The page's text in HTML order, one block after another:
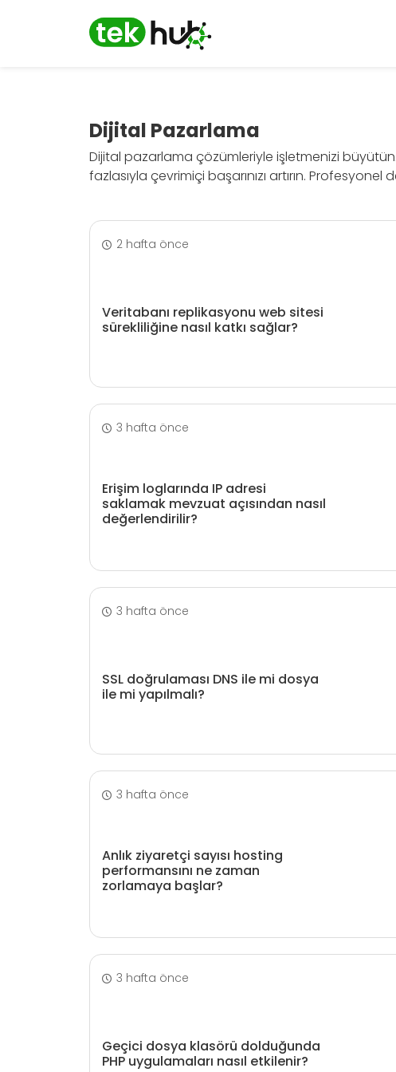
Dijital Pazarlama
Dijital pazarlama çözümleriyle işletmenizi
fazlasıyla çevrimiçi başarınızı artırın. Profesyonel
2 hafta önce
Veritabanı replikasyonu web sitesi
sürekliliğine nasıl katkı sağlar?
3 hafta önce
Erişim loglarında IP adresi
saklamak mevzuat açısından nasıl
değerlendirilir?
3 hafta önce
SSL doğrulaması DNS ile mi dosya
ile mi yapılmalı?
3 hafta önce
Anlık ziyaretçi sayısı hosting
performansını ne zaman
zorlamaya başlar?
3 hafta önce
Geçici dosya klasörü dolduğunda
PHP uygulamaları nasıl etkilenir?